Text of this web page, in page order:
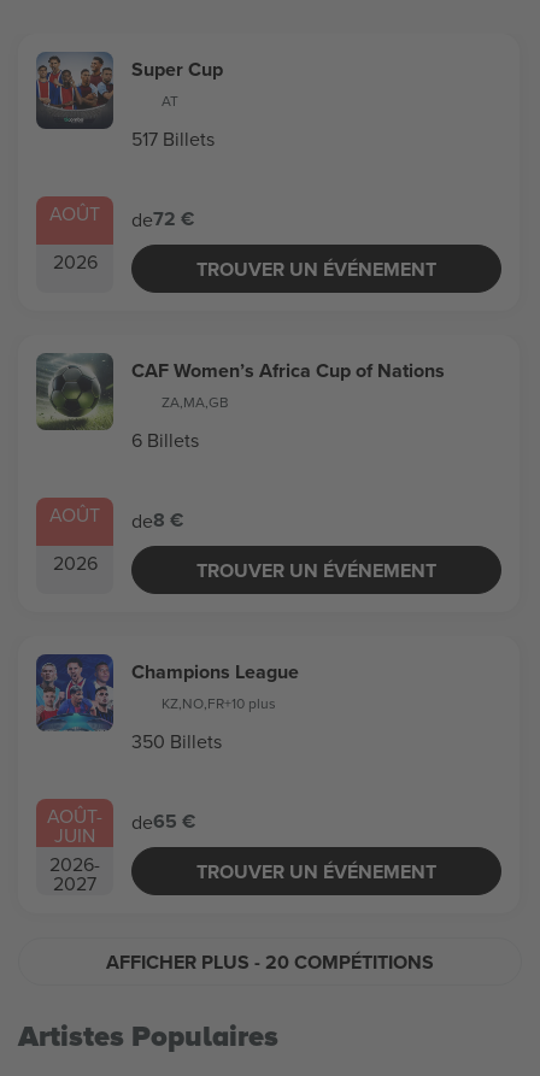
AOÛT
2026
Super Cup
AT
517 Billets
de72 €
TROUVER UN ÉVÉNEMENT
AOÛT
2026
CAF Women’s Africa Cup of Nations
ZA,MA,GB
6 Billets
de8 €
TROUVER UN ÉVÉNEMENT
AOÛT-
JUIN
2026-
2027
Champions League
KZ,NO,FR+10 plus
350 Billets
de65 €
TROUVER UN ÉVÉNEMENT
AFFICHER PLUS - 20 COMPÉTITIONS
Artistes Populaires